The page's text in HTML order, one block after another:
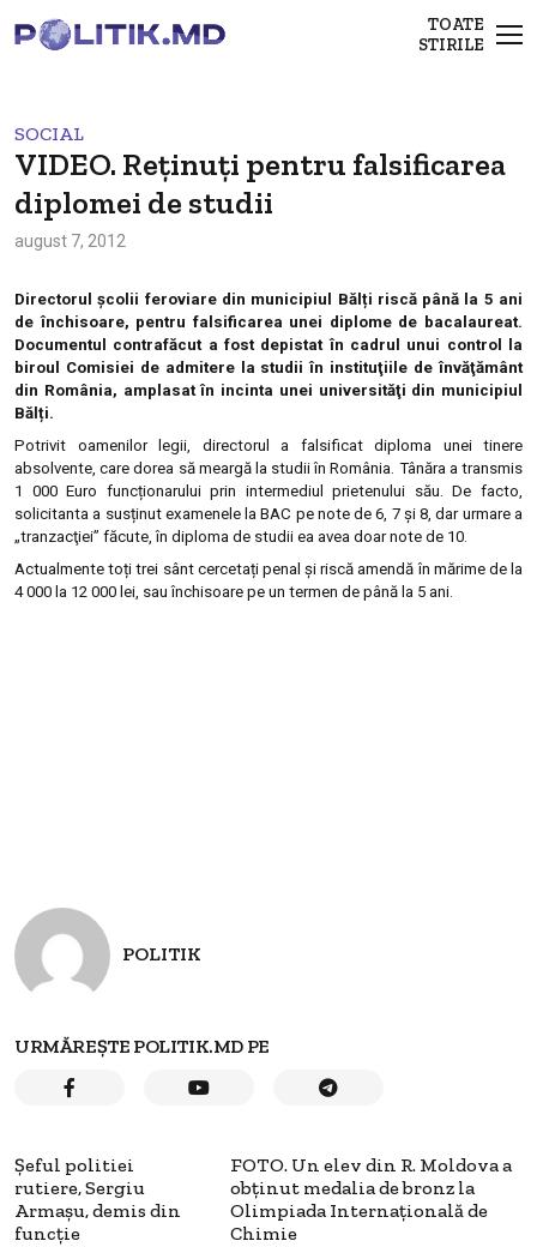
TOATE
STIRILE
SOCIAL
VIDEO. Reținuți pentru falsificarea
diplomei de studii
august 7, 2012
Directorul școlii feroviare din municipiul Bălți riscă până la 5 ani
de închisoare, pentru falsificarea unei diplome de bacalaureat.
Documentul contrafăcut a fost depistat în cadrul unui control la
biroul Comisiei de admitere la studii în instituţiile de învăţământ
din România, amplasat în incinta unei universităţi din municipiul
Bălți.
Potrivit oamenilor legii, directorul a falsificat diploma unei tinere
absolvente, care dorea să meargă la studii în România. Tânăra a transmis
1 000 Euro funcționarului prin intermediul prietenului său. De facto,
solicitanta a susținut examenele la BAC pe note de 6, 7 și 8, dar urmare a
„tranzacţiei” făcute, în diploma de studii ea avea doar note de 10.
Actualmente toți trei sânt cercetați penal și riscă amendă în mărime de la
4 000 la 12 000 lei, sau închisoare pe un termen de până la 5 ani.
POLITIK
URMĂREȘTE POLITIK.MD PE
Șeful politiei
rutiere, Sergiu
Armașu, demis din
funcție
FOTO. Un elev din R. Moldova a
obţinut medalia de bronz la
Olimpiada Internaţională de
Chimie